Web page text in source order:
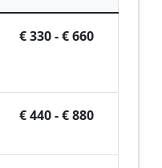
€ 330 - € 660
€ 440 - € 880